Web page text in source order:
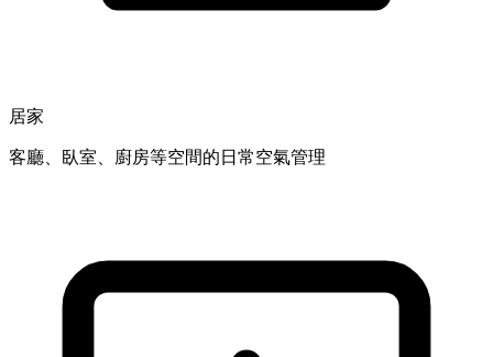
居家
客廳、臥室、廚房等空間的日常空氣管理